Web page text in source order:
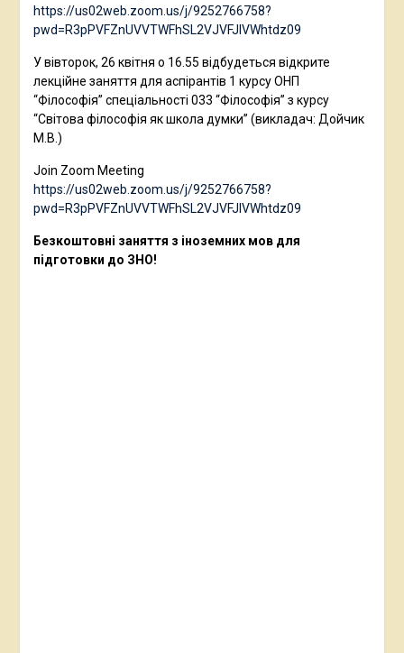
https://us02web.zoom.us/j/9252766758?
pwd=R3pPVFZnUVVTWFhSL2VJVFJlVWhtdz09
У вівторок, 26 квітня о 16.55 відбудеться відкрите
лекційне заняття для аспірантів 1 курсу ОНП
“Філософія” спеціальності 033 “Філософія” з курсу
“Світова філософія як школа думки” (викладач: Дойчик
М.В.)
Join Zoom Meeting
https://us02web.zoom.us/j/9252766758?
pwd=R3pPVFZnUVVTWFhSL2VJVFJlVWhtdz09
Безкоштовні заняття з іноземних мов для
підготовки до ЗНО!